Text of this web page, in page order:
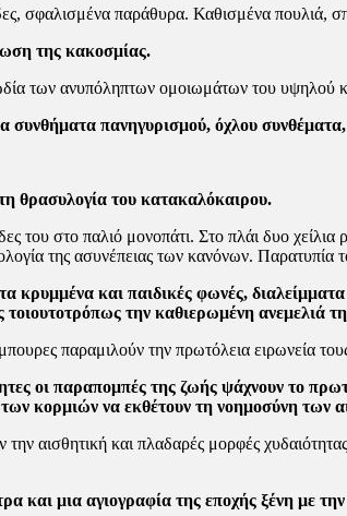
σφαλισμένα παράθυρα. Καθισμένα πουλιά,
της κακοσμίας.
των ανυπόληπτων ομοιωμάτων του υψηλού
συνθή­ματα πανηγυρισμού, όχλου
θρασυλογία του κατακαλόκαιρου.
του στο παλιό μονοπάτι. Στο πλάι δυο
της ασυνέπειας των κανόνων. Πα­ρατυπία
κρυμ­μένα και παιδικές φωνές,
τοιουτοτρόπως την καθιερωμένη ανεμελιά
παραμιλούν την πρωτόλεια ειρωνεία
οι παραπομπές της ζωής ψάχνουν το
κορ­μιών να εκθέτουν τη νοημοσύνη των
αισθητική και πλαδαρές μορφές
και μια αγιογραφία της εποχής ξένη με